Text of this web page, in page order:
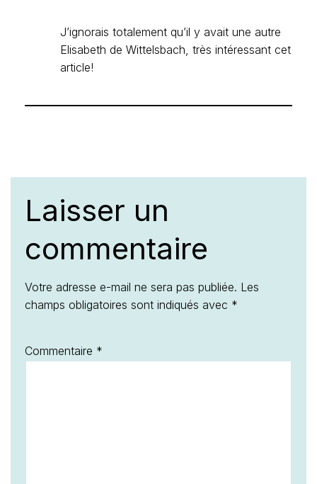
J’ignorais totalement qu’il y avait une autre
Elisabeth de Wittelsbach, très intéressant cet
article!
Laisser un
commentaire
Votre adresse e-mail ne sera pas publiée. Les
champs obligatoires sont indiqués avec *
Commentaire *